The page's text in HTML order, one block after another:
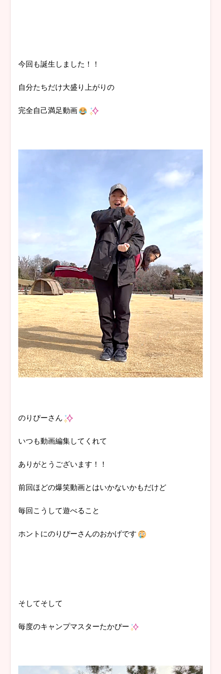
今回も誕生しました！！
自分たちだけ大盛り上がりの
完全自己満足動画
のりぴーさん
いつも動画編集してくれて
ありがとうございます！！
前回ほどの爆笑動画とはいかないかもだけど
毎回こうして遊べること
ホントにのりぴーさんのおかげです
そしてそして
毎度のキャンプマスターたかぴー